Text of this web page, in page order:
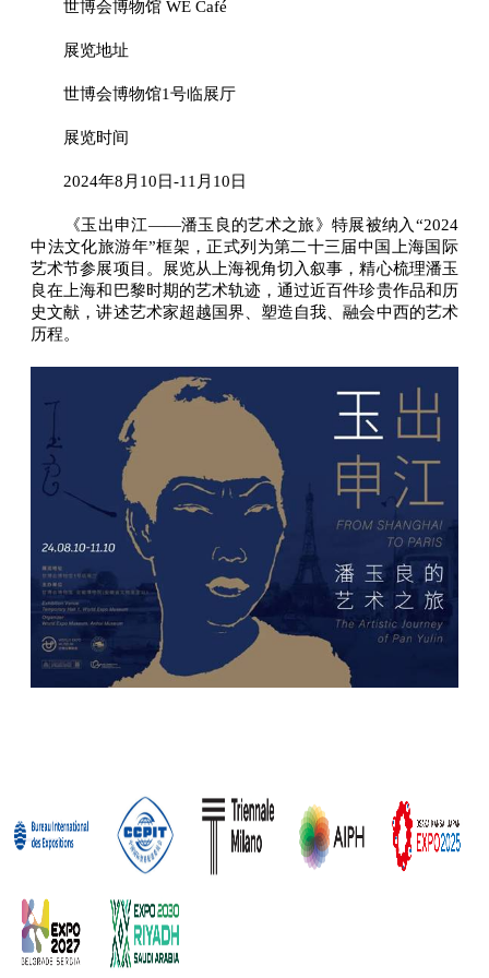
世博会博物馆 WE Café
展览地址
世博会博物馆1号临展厅
展览时间
2024年8月10日-11月10日
《玉出申江——潘玉良的艺术之旅》特展被纳入“2024
中法文化旅游年”框架，正式列为第二十三届中国上海国际
艺术节参展项目。展览从上海视角切入叙事，精心梳理潘玉
良在上海和巴黎时期的艺术轨迹，通过近百件珍贵作品和历
史文献，讲述艺术家超越国界、塑造自我、融会中西的艺术
历程。